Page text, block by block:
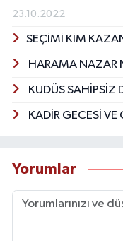
23.10.2022
SEÇİMİ KİM
HARAMA NAZAR
KUDÜS SAHİPSİZ
KADİR GECESİ VE
Yorumlar